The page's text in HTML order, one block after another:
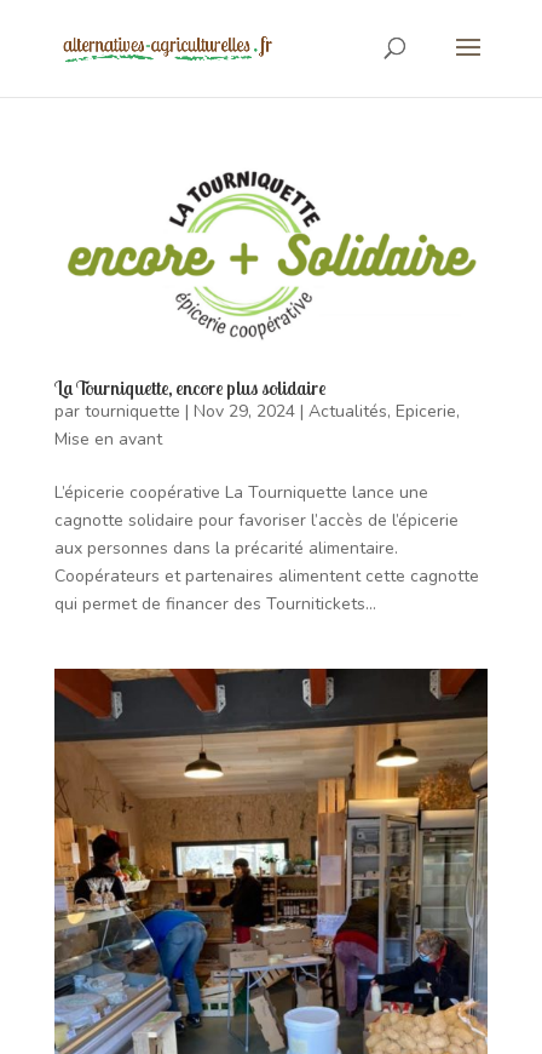
La Tourniquette, encore plus solidaire
par tourniquette | Nov 29, 2024| Actualités, Epicerie,
Mise en avant
L’épicerie coopérative La Tourniquette lance une
cagnotte solidaire pour favoriser l’accès de l’épicerie
aux personnes dans la précarité alimentaire.
Coopérateurs et partenaires alimentent cette cagnotte
qui permet de financer des Tournitickets...